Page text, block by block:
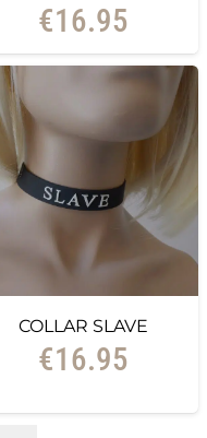
€16.95
COLLAR SLAVE
€16.95